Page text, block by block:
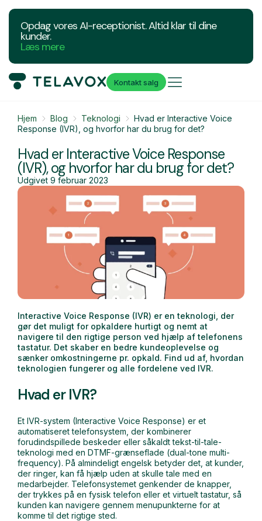
Opdag vores AI-receptionist. Altid klar til dine
kunder.
Læs mere
Kontakt salg
Hjem Blog Teknologi
Hvad er Interactive Voice
Response (IVR), og hvorfor har du brug for det?
Hvad er Interactive Voice Response
(IVR), og hvorfor har du brug for det?
Udgivet 9 februar 2023
Interactive Voice Response (IVR) er en teknologi, der
gør det muligt for opkaldere hurtigt og nemt at
navigere til den rigtige person ved hjælp af telefonens
tastatur. Det skaber en bedre kundeoplevelse og
sænker omkostningerne pr. opkald. Find ud af, hvordan
teknologien fungerer og alle fordelene ved IVR.
Hvad er IVR?
Et IVR-system (Interactive Voice Response) er et
automatiseret telefonsystem, der kombinerer
forudindspillede beskeder eller såkaldt tekst-til-tale-
teknologi med en DTMF-grænseflade (dual-tone multi-
frequency). På almindeligt engelsk betyder det, at kunder,
der ringer, kan få hjælp uden at skulle tale med en
medarbejder. Telefonsystemet genkender de knapper,
der trykkes på en fysisk telefon eller et virtuelt tastatur, så
kunden kan navigere gennem menupunkterne for at
komme til det rigtige sted.